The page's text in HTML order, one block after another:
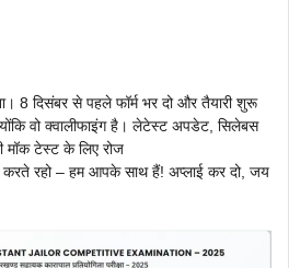
8 दिसंबर से पहले फॉर्म भर दो और तैयारी शुरू
वो क्वालीफाइंग है। लेटेस्ट अपडेट, सिलेबस
मॉक टेस्ट के लिए रोज
रहो – हम आपके साथ हैं! अप्लाई कर दो, जय